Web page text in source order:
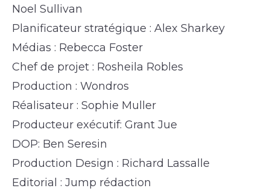
Noel Sullivan
Planificateur stratégique : Alex Sharkey
Médias : Rebecca Foster
Chef de projet : Rosheila Robles
Production : Wondros
Réalisateur : Sophie Muller
Producteur exécutif: Grant Jue
DOP: Ben Seresin
Production Design : Richard Lassalle
Editorial : Jump rédaction